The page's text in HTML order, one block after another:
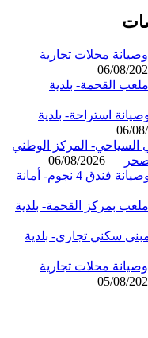
محلات تجارية
06/
بلدية
استراحة- بلدية
المركز الوطني
06/08/2026
منافسة عامة- إنشاء وتشغيل وصيانة فندق 4 نجوم- أمانة
القحمة- بلدية
تجاري- بلدية
محلات تجارية
05/